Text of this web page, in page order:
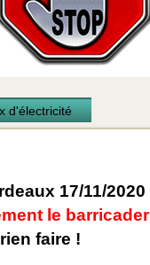
d'électricité
17/11/2020
le barricader
faire !